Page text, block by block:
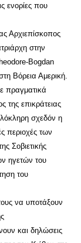
ενορίες που
Αρχιεπίσκοπος
στην
Bogdan
Βόρεια Αμερική.
πραγματικά
της επικράτειας
σχεδόν η
περιοχές των
Σοβιετικής
ηγετών του
του
να υποτάξουν
και δηλώσεις